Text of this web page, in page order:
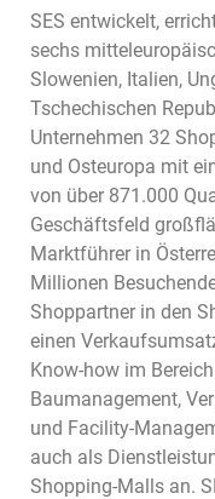
SES entwickelt,
sechs
Slowenien, Italien,
Tschechischen
Unternehmen 32
und Osteuropa mit
von über 871.000
Geschäftsfeld
Marktführer in
Millionen
Shoppartner in den
einen
Know-how im
Baumanagement,
und Facility-
auch als
Shopping-Malls an.